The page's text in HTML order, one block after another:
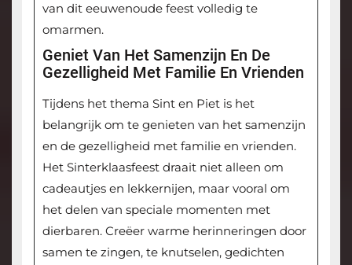
van dit eeuwenoude feest volledig te
omarmen.
Geniet Van Het Samenzijn En De
Gezelligheid Met Familie En Vrienden
Tijdens het thema Sint en Piet is het
belangrijk om te genieten van het samenzijn
en de gezelligheid met familie en vrienden.
Het Sinterklaasfeest draait niet alleen om
cadeautjes en lekkernijen, maar vooral om
het delen van speciale momenten met
dierbaren. Creëer warme herinneringen door
samen te zingen, te knutselen, gedichten